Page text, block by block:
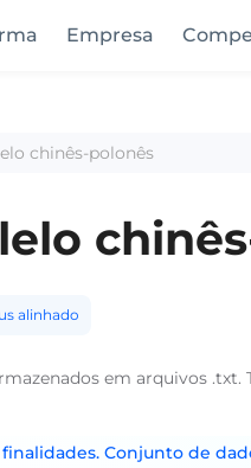
Empresa
chinês-polonês
alinhado
em arquivos
Conjunto de